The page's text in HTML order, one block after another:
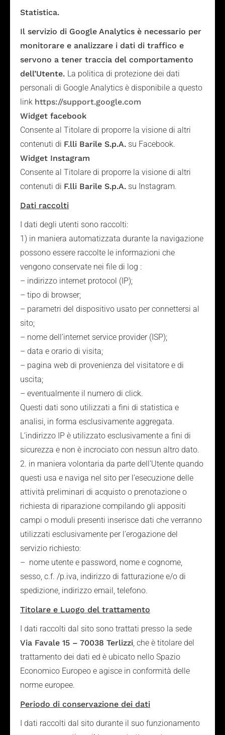
Statistica.
Il servizio di Google Analytics è necessario per
monitorare e analizzare i dati di traffico e
servono a tener traccia del comportamento
dell’Utente. La politica di protezione dei dati
personali di Google Analytics è disponibile a questo
link https://support.google.com
Widget facebook
Consente al Titolare di proporre la visione di altri
contenuti di F.lli Barile S.p.A. su Facebook.
Widget Instagram
Consente al Titolare di proporre la visione di altri
contenuti di F.lli Barile S.p.A. su Instagram.
Dati raccolti
I dati degli utenti sono raccolti:
1) in maniera automatizzata durante la navigazione
possono essere raccolte le informazioni che
vengono conservate nei file di log :
– indirizzo internet protocol (IP);
– tipo di browser;
– parametri del dispositivo usato per connettersi al
sito;
– nome dell’internet service provider (ISP);
– data e orario di visita;
– pagina web di provenienza del visitatore e di
uscita;
– eventualmente il numero di click.
Questi dati sono utilizzati a fini di statistica e
analisi, in forma esclusivamente aggregata.
L’indirizzo IP è utilizzato esclusivamente a fini di
sicurezza e non è incrociato con nessun altro dato.
2. in maniera volontaria da parte dell’Utente quando
questi usa e naviga nel sito per l’esecuzione delle
attività preliminari di acquisto o prenotazione o
richiesta di riparazione compilando gli appositi
campi o moduli presenti inserisce dati che verranno
utilizzati esclusivamente per l’erogazione del
servizio richiesto:
– nome utente e password, nome e cognome,
sesso, c.f. /p.iva, indirizzo di fatturazione e/o di
spedizione, indirizzo email, telefono.
Titolare e Luogo del trattamento
I dati raccolti dal sito sono trattati presso la sede
Via Favale 15 – 70038 Terlizzi, che è titolare del
trattamento dei dati ed è ubicato nello Spazio
Economico Europeo e agisce in conformità delle
norme europee.
Periodo di conservazione dei dati
I dati raccolti dal sito durante il suo funzionamento